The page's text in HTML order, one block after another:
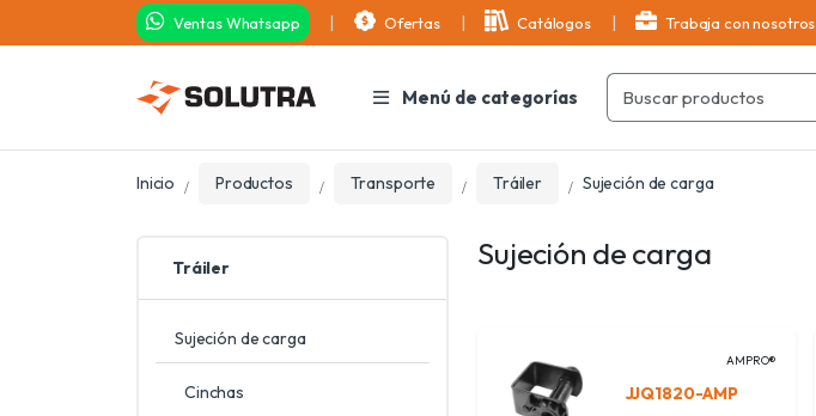
Ventas Whatsapp Ofertas Catálogos Trabaja con nosotros
Menú de categorías
Inicio Productos Transporte Tráiler Sujeción de carga
Tráiler
Sujeción de carga
Cinchas
Sujeción de carga
AMPRO®
JJQ1820-AMP